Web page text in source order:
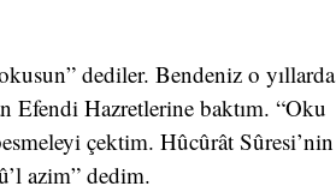
dediler. Bendeniz o yıllarda
Efendi Hazretlerine baktım. “Oku
çektim. Hûcûrât Sûresi’nin
azim” dedim.